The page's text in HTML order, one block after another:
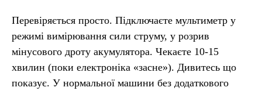
Перевіряється просто. Підключаєте мультиметр у
режимі вимірювання сили струму, у розрив
мінусового дроту акумулятора. Чекаєте 10-15
хвилин (поки електроніка «засне»). Дивитесь що
показує. У нормальної машини без додаткового